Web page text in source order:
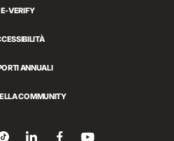
E-VERIFY
ANNUALI
COMMUNITY
CondividiSeguiciGuarda